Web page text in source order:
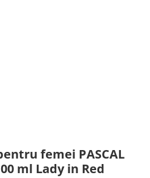
femei PASCAL
ml Lady in Red